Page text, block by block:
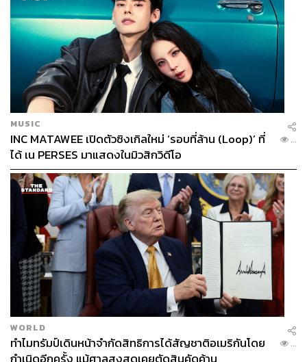
MUSIC
INC MATAWEE เปิดตัวซิงเกิลใหม่ ‘รอบที่ล้าน (Loop)’ ที่
ได้ เน PERSES มาแสดงในมิวสิกวิดีโอ
...
WORLD
ทำไมทรัมป์เดินหน้าจำกัดสิทธิการได้สัญชาติอเมริกันโดย
...